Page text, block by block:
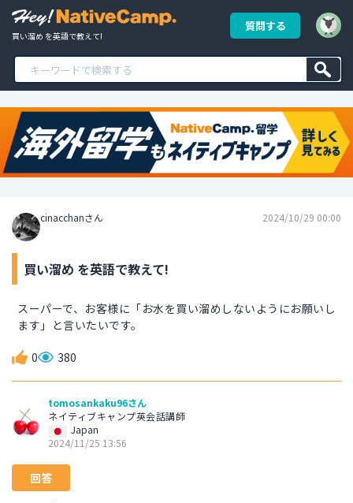
買い溜め を英語で教えて!
質問する
cinacchanさん 2024/10/29 00:00
買い溜め を英語で教えて!
スーパーで、お客様に「お水を買い溜めしないようにお願いし
ます」と言いたいです。
0 380
tomosankaku96さん
ネイティブキャンプ英会話講師
Japan
2024/11/25 13:56
回答